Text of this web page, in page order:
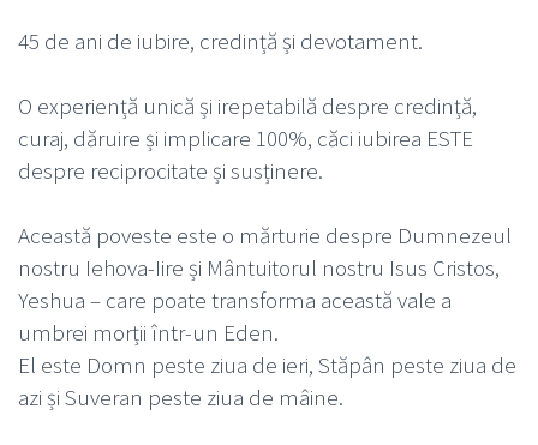
45 de ani de iubire, credință și devotament.
O experiență unică și irepetabilă despre credință,
curaj, dăruire și implicare 100%, căci iubirea ESTE
despre reciprocitate și susținere.
Această poveste este o mărturie despre Dumnezeul
nostru Iehova-Iire și Mântuitorul nostru Isus Cristos,
Yeshua – care poate transforma această vale a
umbrei morții într-un Eden.
El este Domn peste ziua de ieri, Stăpân peste ziua de
azi și Suveran peste ziua de mâine.